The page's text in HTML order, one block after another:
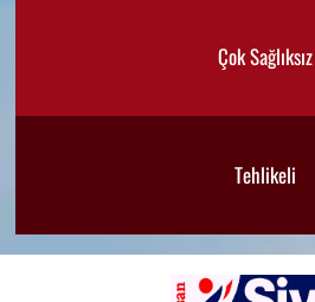
Çok Sağlıksız
Tehlikeli